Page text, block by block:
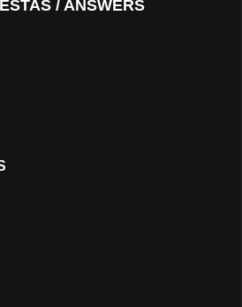
/ ANSWERS